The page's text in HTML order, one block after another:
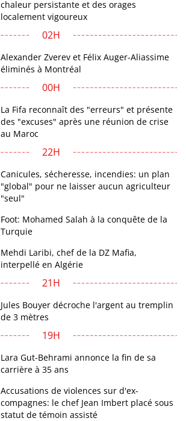
chaleur persistante et des orages
localement vigoureux
02H
Alexander Zverev et Félix Auger-Aliassime
éliminés à Montréal
00H
La Fifa reconnaît des "erreurs" et présente
des "excuses" après une réunion de crise
au Maroc
22H
Canicules, sécheresse, incendies: un plan
"global" pour ne laisser aucun agriculteur
"seul"
Foot: Mohamed Salah à la conquête de la
Turquie
Mehdi Laribi, chef de la DZ Mafia,
interpellé en Algérie
21H
Jules Bouyer décroche l'argent au tremplin
de 3 mètres
19H
Lara Gut-Behrami annonce la fin de sa
carrière à 35 ans
Accusations de violences sur d'ex-
compagnes: le chef Jean Imbert placé sous
statut de témoin assisté